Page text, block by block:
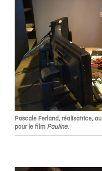
Pascale Ferland, réalisatrice,
pour le film Pauline.